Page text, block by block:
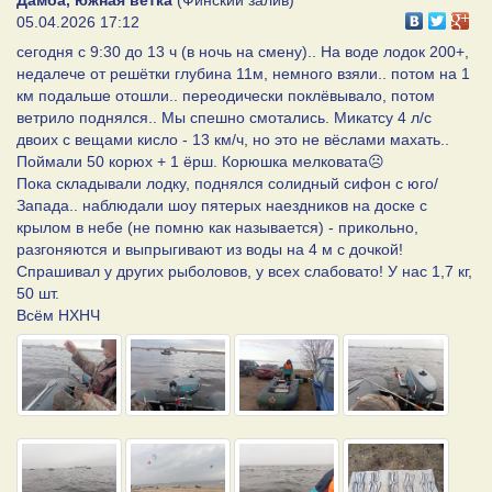
05.04.2026 17:12
сегодня с 9:30 до 13 ч (в ночь на смену).. На воде лодок 200+,
недалече от решëтки глубина 11м, немного взяли.. потом на 1
км подальше отошли.. переодически поклëвывало, потом
ветрило поднялся.. Мы спешно смотались. Микатсу 4 л/с
двоих с вещами кисло - 13 км/ч, но это не вëслами махать..
Поймали 50 корюх + 1 ëрш. Корюшка мелковата☹️
Пока складывали лодку, поднялся солидный сифон с юго/
Запада.. наблюдали шоу пятерых наездников на доске с
крылом в небе (не помню как называется) - прикольно,
разгоняются и выпрыгивают из воды на 4 м с дочкой!
Спрашивал у других рыболовов, у всех слабовато! У нас 1,7 кг,
50 шт.
Всём НХНЧ